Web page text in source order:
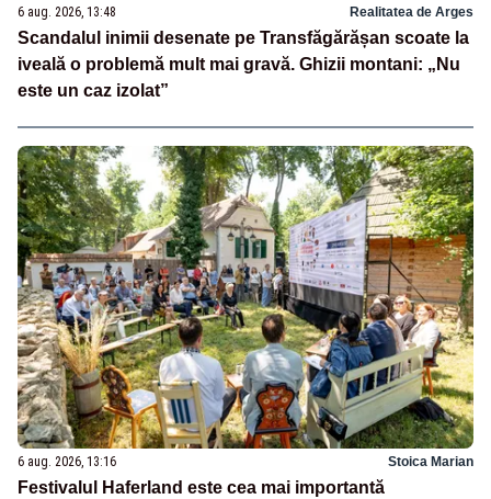
6 aug. 2026, 13:48 Realitatea de Arges
Scandalul inimii desenate pe Transfăgărășan scoate la
iveală o problemă mult mai gravă. Ghizii montani: „Nu
este un caz izolat”
6 aug. 2026, 13:16 Stoica Marian
Festivalul Haferland este cea mai importantă